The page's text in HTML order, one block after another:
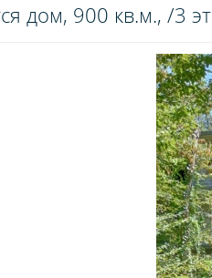
дом, 900 кв.м., /3 эт